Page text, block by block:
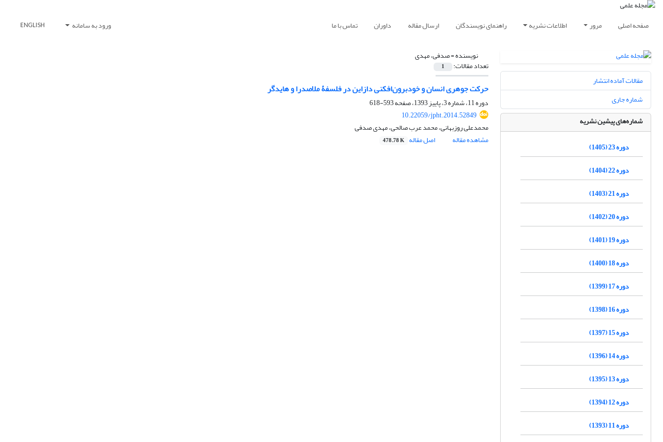
صفحه اصلی مرور اطلاعات نشریه راهنمای نویسندگان ارسال مقاله داوران تماس با ما ورود به سامانه ENGLISH
نویسنده =صدفی، مهدی
تعداد مقالات: 1
حرکت جوهری انسان و خودبرون‌افکنی دازاین در فلسفۀ ملاصدرا و هایدگر
دوره 11، شماره 3، پاییز 1393، صفحه
593-618
10.22059/jpht.2014.52849
محمدعلی روزبهانی، محمد عرب صالحی، مهدی صدفی
مشاهده مقاله
اصل مقاله 478.78 K
مقالات آماده انتشار
شماره جاری
شماره‌های پیشین نشریه
دوره 23 (1405)
دوره 22 (1404)
دوره 21 (1403)
دوره 20 (1402)
دوره 19 (1401)
دوره 18 (1400)
دوره 17 (1399)
دوره 16 (1398)
دوره 15 (1397)
دوره 14 (1396)
دوره 13 (1395)
دوره 12 (1394)
دوره 11 (1393)